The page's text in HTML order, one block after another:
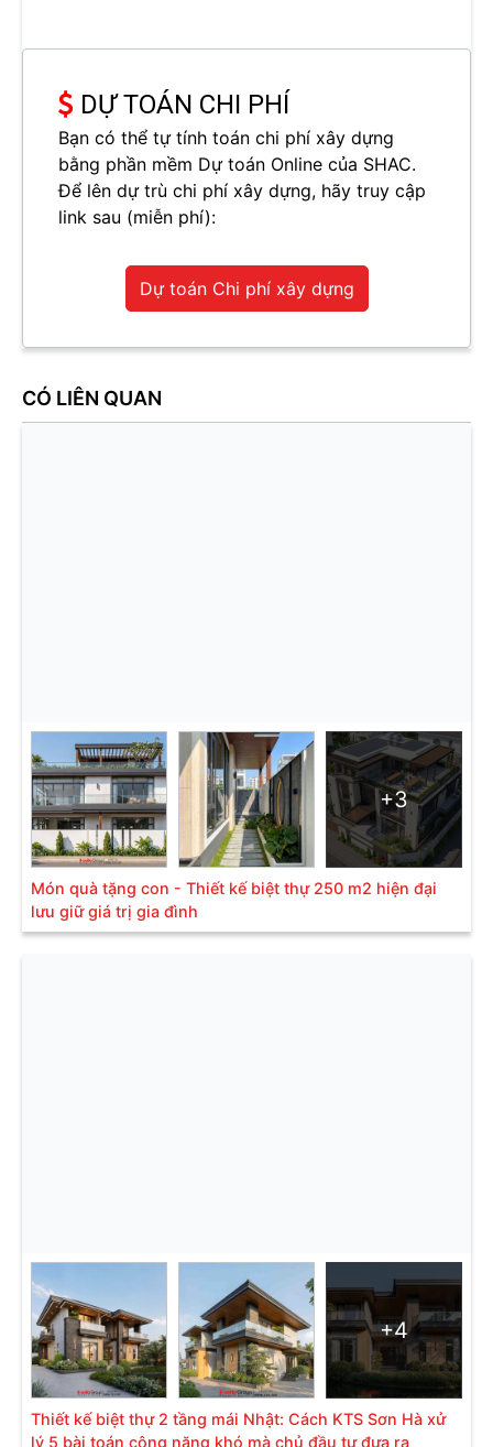
DỰ TOÁN CHI PHÍ
Bạn có thể tự tính toán chi phí xây dựng
bằng phần mềm Dự toán Online của SHAC.
Để lên dự trù chi phí xây dựng, hãy truy cập
link sau (miễn phí):
Dự toán Chi phí xây dựng
CÓ LIÊN QUAN
+3
Món quà tặng con - Thiết kế biệt thự 250 m2 hiện đại
lưu giữ giá trị gia đình
+4
Thiết kế biệt thự 2 tầng mái Nhật: Cách KTS Sơn Hà xử
lý 5 bài toán công năng khó mà chủ đầu tư đưa ra